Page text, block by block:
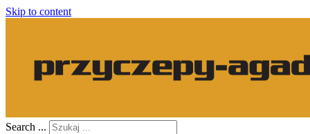
Skip to content
Search ...